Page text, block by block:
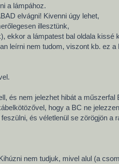
a lámpához.
elvágni! Kivenni úgy lehet,
illesztünk,
ekkor a lámpatest bal oldala kissé
leírni nem tudom, viszont kb. ez a
és nem jelezhet hibát a műszerfal
hogy a BC ne
és véletlenül se zörögjön a
nem tudjuk, mivel alul (a